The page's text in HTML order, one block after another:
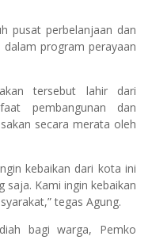
pusat perbelanjaan dan
program perayaan
tersebut lahir dari
pembangunan dan
secara merata oleh
kebaikan dari kota ini
saja. Kami ingin kebaikan
tegas Agung.
bagi warga, Pemko